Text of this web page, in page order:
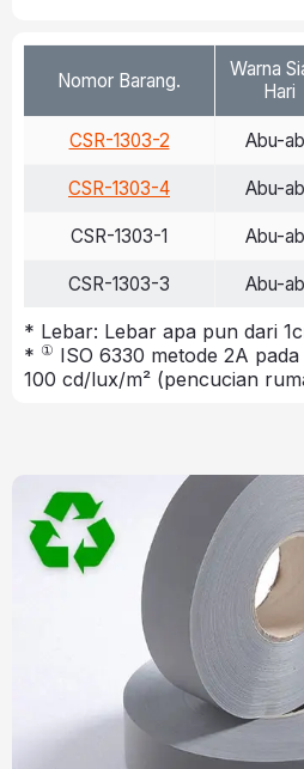
Nomor Barang.
CSR-1303-2
CSR-1303-4
CSR-1303-1
CSR-1303-3
Warna
Hari
Abu-
Abu-
Abu-
Abu-
* Lebar: Lebar apa pun dari
* ① ISO 6330 metode 2A
100 cd/lux/m² (pencucian